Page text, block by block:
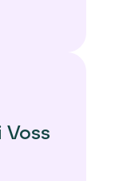
Voss